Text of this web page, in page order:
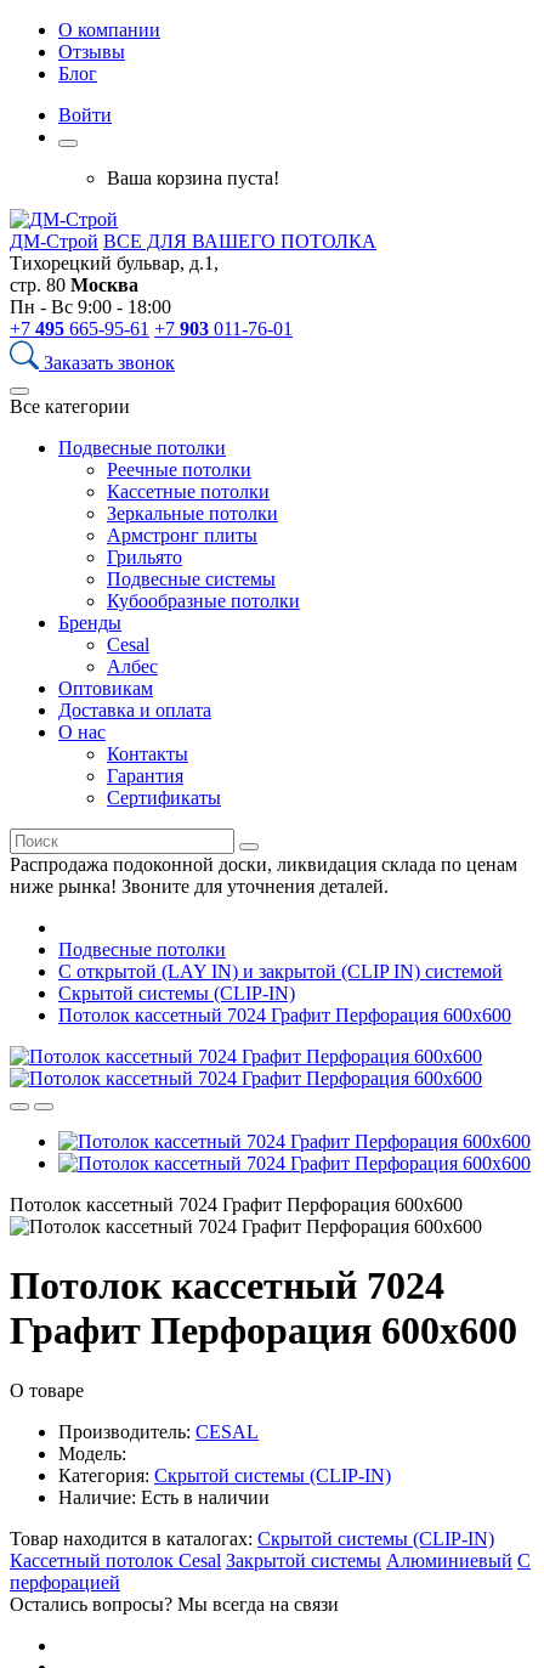
О компании
Отзывы
Блог
Войти
Ваша корзина пуста!
ДМ-Строй ВСЕ ДЛЯ ВАШЕГО ПОТОЛКА
Тихорецкий бульвар, д.1,
стр. 80 Москва
Пн - Вс 9:00 - 18:00
+7 495 665-95-61 +7 903 011-76-01
Заказать звонок
Все категории
Подвесные потолки
Реечные потолки
Кассетные потолки
Зеркальные потолки
Армстронг плиты
Грильято
Подвесные системы
Кубообразные потолки
Бренды
Cesal
Албес
Оптовикам
Доставка и оплата
О нас
Контакты
Гарантия
Сертификаты
Распродажа подоконной доски, ликвидация склада по ценам
ниже рынка! Звоните для уточнения деталей.
Подвесные потолки
С открытой (LAY IN) и закрытой (CLIP IN) системой
Скрытой системы (CLIP-IN)
Потолок кассетный 7024 Графит Перфорация 600х600
Потолок кассетный 7024 Графит Перфорация 600х600
Потолок кассетный 7024
Графит Перфорация 600х600
О товаре
Производитель: CESAL
Модель:
Категория: Скрытой системы (CLIP-IN)
Наличие: Есть в наличии
Товар находится в каталогах: Скрытой системы (CLIP-IN)
Кассетный потолок Cesal Закрытой системы Алюминиевый С
перфорацией
Остались вопросы? Мы всегда на связи